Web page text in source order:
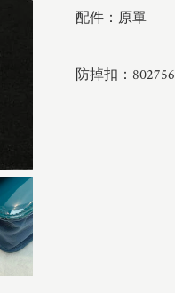
配件：原單
防掉扣：802756